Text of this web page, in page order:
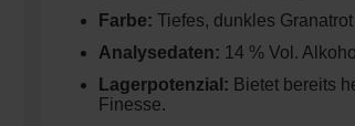
Farbe: Tiefes, dunkles Granatrot
Analysedaten: 14 % Vol.
Lagerpotenzial: Bietet bereits
Finesse.